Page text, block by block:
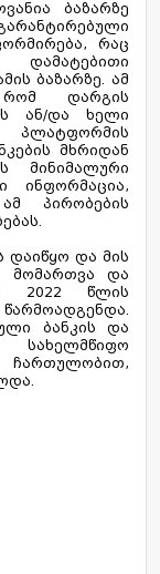
ბაზარზე
რაც
ბაზარზე. ამ
რომ დარგის
ან/და ხელი
პლატფორმის
მხრიდან
მინიმალური
ინფორმაცია,
პირობების
დაიწყო და მის
მომართვა და
2022 წლის
ბანკის და